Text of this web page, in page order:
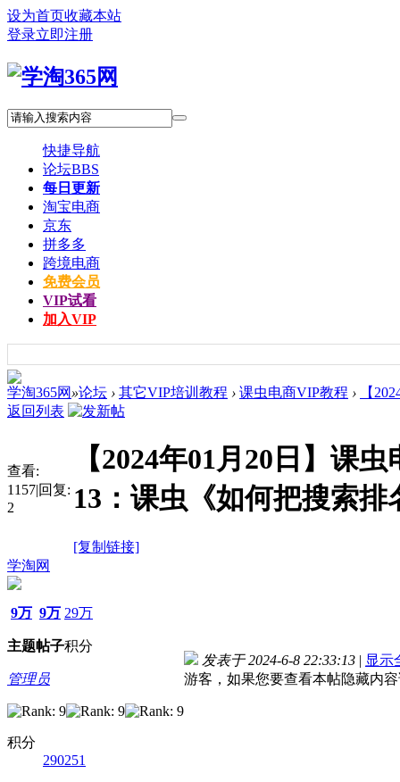
设为首页收藏本站
登录立即注册
快捷导航
论坛BBS
每日更新
淘宝电商
京东
拼多多
跨境电商
免费会员
VIP试看
加入VIP
学淘365网 »论坛 › 其它VIP培训教程 › 课虫电商VIP教程 ›
【
返回列表
查看:
1157|回复:
2
【2024年01月20日】课
13：课虫《如何把搜索
[复制链接]
学淘网
9万
主题
9万
帖子
29万
积分
管理员
积分
290251
发表于 2024-6-8 22:33:13 | 显示
游客，如果您要查看本帖隐藏内